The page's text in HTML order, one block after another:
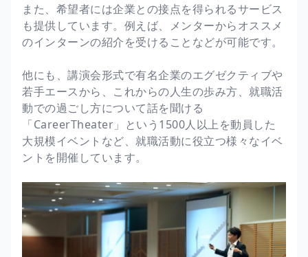
また、希望者には企業との接点を得られるサービス
も提供しています。例えば、メンターからオススメ
のインターンの紹介を受けることなどが可能です。
他にも、講演会形式で有名企業のエグゼクティブや
若手エースから、これからの人生の歩み方、就職活
動での過ごし方について話を聞ける
「CareerTheater」という1500人以上を動員した
大規模イベントなど、就職活動に役立つ様々なイベ
ントを開催しています。